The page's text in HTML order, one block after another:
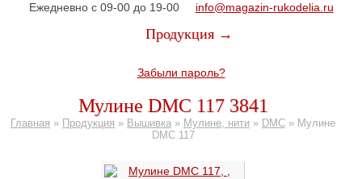
Ежедневно с 09-00 до 19-00 info@magazin-rukodelia.ru
Продукция →
Забыли пароль?
Мулине DMC 117 3841
Главная » Продукция » Вышивка » Мулине, нити » DMC » Мулине
DMC 117